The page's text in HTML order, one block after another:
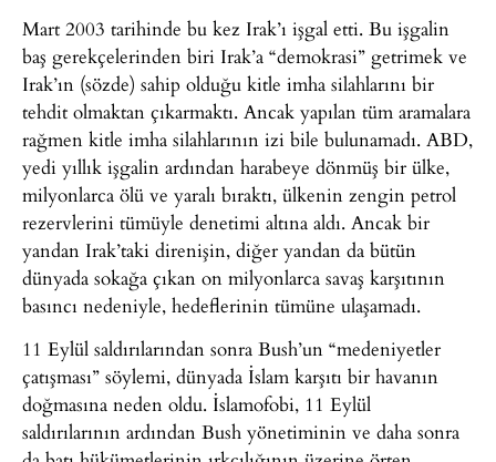
Mart 2003 tarihinde bu kez Irak’ı işgal etti. Bu işgalin
baş gerekçelerinden biri Irak’a “demokrasi” getrimek ve
Irak’ın (sözde) sahip olduğu kitle imha silahlarını bir
tehdit olmaktan çıkarmaktı. Ancak yapılan tüm aramalara
rağmen kitle imha silahlarının izi bile bulunamadı. ABD,
yedi yıllık işgalin ardından harabeye dönmüş bir ülke,
milyonlarca ölü ve yaralı bıraktı, ülkenin zengin petrol
rezervlerini tümüyle denetimi altına aldı. Ancak bir
yandan Irak’taki direnişin, diğer yandan da bütün
dünyada sokağa çıkan on milyonlarca savaş karşıtının
basıncı nedeniyle, hedeflerinin tümüne ulaşamadı.
11 Eylül saldırılarından sonra Bush’un “medeniyetler
çatışması” söylemi, dünyada İslam karşıtı bir havanın
doğmasına neden oldu. İslamofobi, 11 Eylül
saldırılarının ardından Bush yönetiminin ve daha sonra